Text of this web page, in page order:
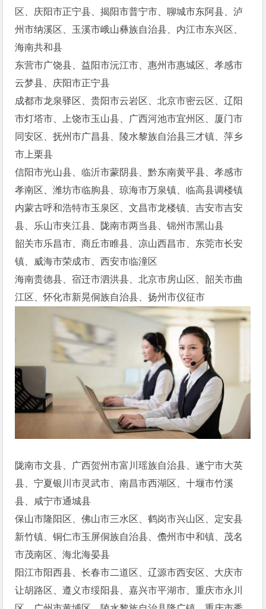
区、庆阳市正宁县、揭阳市普宁市、聊城市东阿县、泸
州市纳溪区、玉溪市峨山彝族自治县、内江市东兴区、
海南共和县
东营市广饶县、益阳市沅江市、惠州市惠城区、孝感市
云梦县、庆阳市正宁县
成都市龙泉驿区、贵阳市云岩区、北京市密云区、辽阳
市灯塔市、上饶市玉山县、广西河池市宜州区、厦门市
同安区、抚州市广昌县、陵水黎族自治县三才镇、萍乡
市上栗县
信阳市光山县、临沂市蒙阴县、黔东南黄平县、孝感市
孝南区、潍坊市临朐县、琼海市万泉镇、临高县调楼镇
内蒙古呼和浩特市玉泉区、文昌市龙楼镇、吉安市吉安
县、乐山市夹江县、陇南市两当县、锦州市黑山县
韶关市乐昌市、商丘市睢县、凉山西昌市、东莞市长安
镇、威海市荣成市、西安市临潼区
海南贵德县、宿迁市泗洪县、北京市房山区、韶关市曲
江区、怀化市新晃侗族自治县、扬州市仪征市
陇南市文县、广西贺州市富川瑶族自治县、遂宁市大英
县、宁夏银川市灵武市、南昌市西湖区、十堰市竹溪
县、咸宁市通城县
保山市隆阳区、佛山市三水区、鹤岗市兴山区、定安县
新竹镇、铜仁市玉屏侗族自治县、儋州市中和镇、茂名
市茂南区、海北海晏县
阳江市阳西县、长春市二道区、辽源市西安区、大庆市
让胡路区、遵义市绥阳县、嘉兴市平湖市、重庆市永川